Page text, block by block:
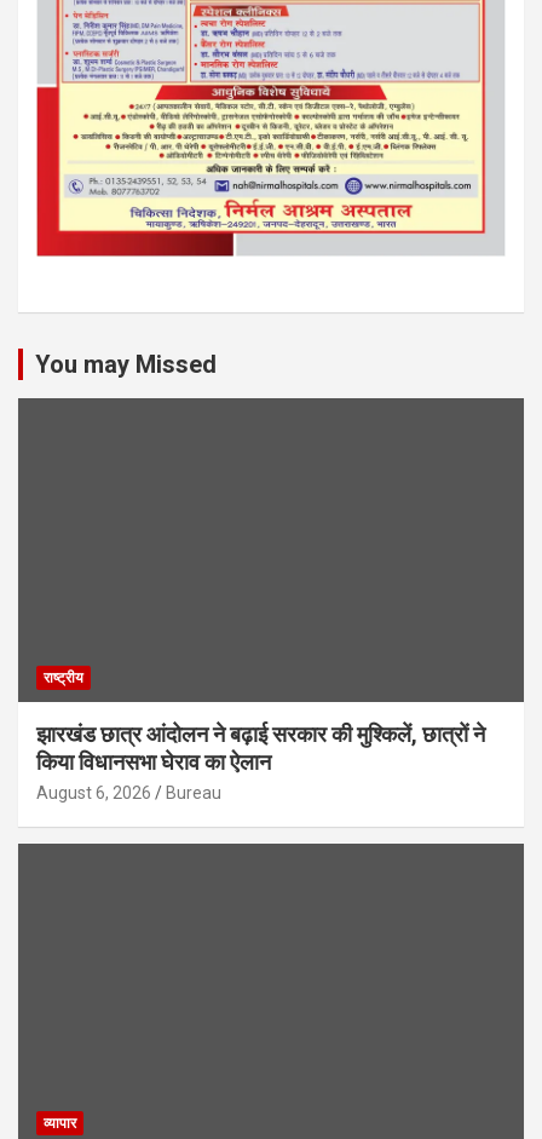
You may Missed
राष्ट्रीय
झारखंड छात्र आंदोलन ने बढ़ाई सरकार की मुश्किलें, छात्रों ने
किया विधानसभा घेराव का ऐलान
August 6, 2026 Bureau
व्यापार